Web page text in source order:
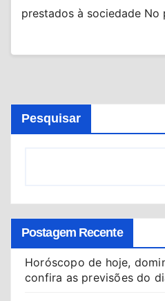
prestados à sociedade
Pesquisar
Postagem Recente
Horóscopo de hoje,
confira as previsões do